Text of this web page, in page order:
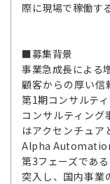
際に現場で稼働す
■募集背景
事業急成長による
顧客からの厚い信
第1期コンサルテ
コンサルティン
はアクセンチュ
Alpha
第3フェーズであ
突入し、国内事業